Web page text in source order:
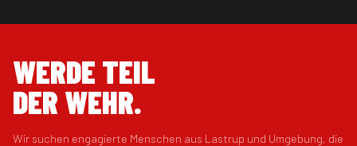
WERDE TEIL
DER WEHR.
Wir suchen engagierte Menschen aus Lastrup und Umgebung, die